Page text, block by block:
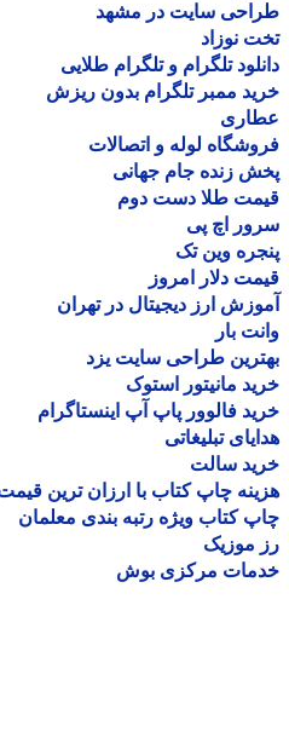
سایت در مشهد
نوزاد
تلگرام و تلگرام طلایی
ممبر تلگرام بدون ریزش
لوله و اتصالات
زنده جام جهانی
طلا دست دوم
اچ پی
وین تک
دلار امروز
ارز دیجیتال در تهران
بار
طراحی سایت یزد
مانیتور استوک
فالوور پاپ آپ اینستاگرام
تبلیغاتی
سالت
چاپ کتاب با ارزان ترین قیمت
کتاب ویژه رتبه بندی معلمان
موزیک
مرکزی بوش